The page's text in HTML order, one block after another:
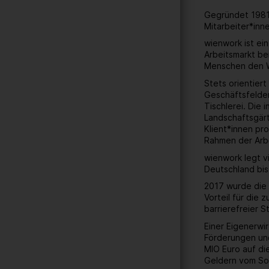
Gegründet
wienwork ist
Arbeitsmarkt
Menschen den
Stets orientiert
Tischlerei. Die
Klient*innen
Rahmen der
wienwork legt
Deutschland
2017 wurde
Vorteil für die
barrierefreier
Einer
Förderungen
MIO Euro auf
Geldern vom